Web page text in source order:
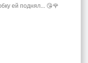
ей поднял... 😘🌹